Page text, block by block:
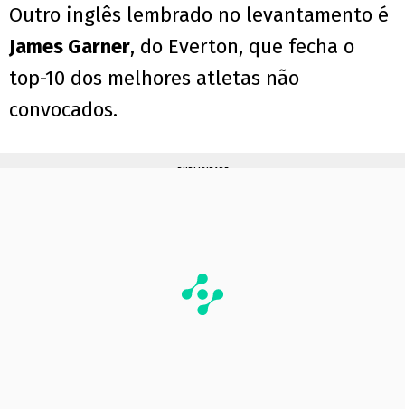
Outro inglês lembrado no levantamento é
James Garner, do Everton, que fecha o
top-10 dos melhores atletas não
convocados.
PUBLICIDADE